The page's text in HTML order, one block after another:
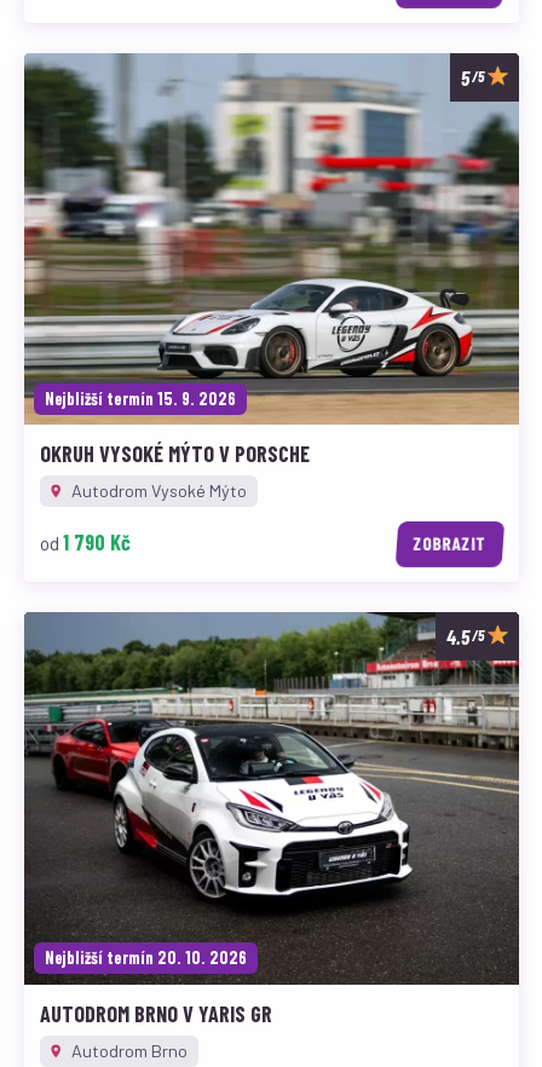
/5
Nejbližší termín 15. 9. 2026
OKRUH VYSOKÉ MÝTO V PORSCHE
Autodrom Vysoké Mýto
od 1 790 Kč ZOBRAZIT
/5
Nejbližší termín 20. 10. 2026
AUTODROM BRNO V YARIS GR
Autodrom Brno